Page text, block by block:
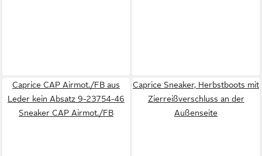
Caprice CAP Airmot./FB aus
Leder kein Absatz 9-23754-46
Sneaker CAP Airmot./FB
Caprice Sneaker, Herbstboots mit
Zierreißverschluss an der
Außenseite